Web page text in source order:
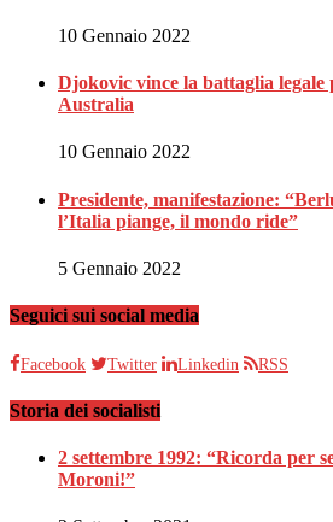
10 Gennaio 2022
Djokovic vince la battaglia legale
Australia
10 Gennaio 2022
Presidente, manifestazione:
l’Italia piange, il mondo ride”
5 Gennaio 2022
Seguici sui social media
Facebook Twitter Linkedin RSS
Storia dei socialisti
2 settembre 1992: “Ricorda per
Moroni!”